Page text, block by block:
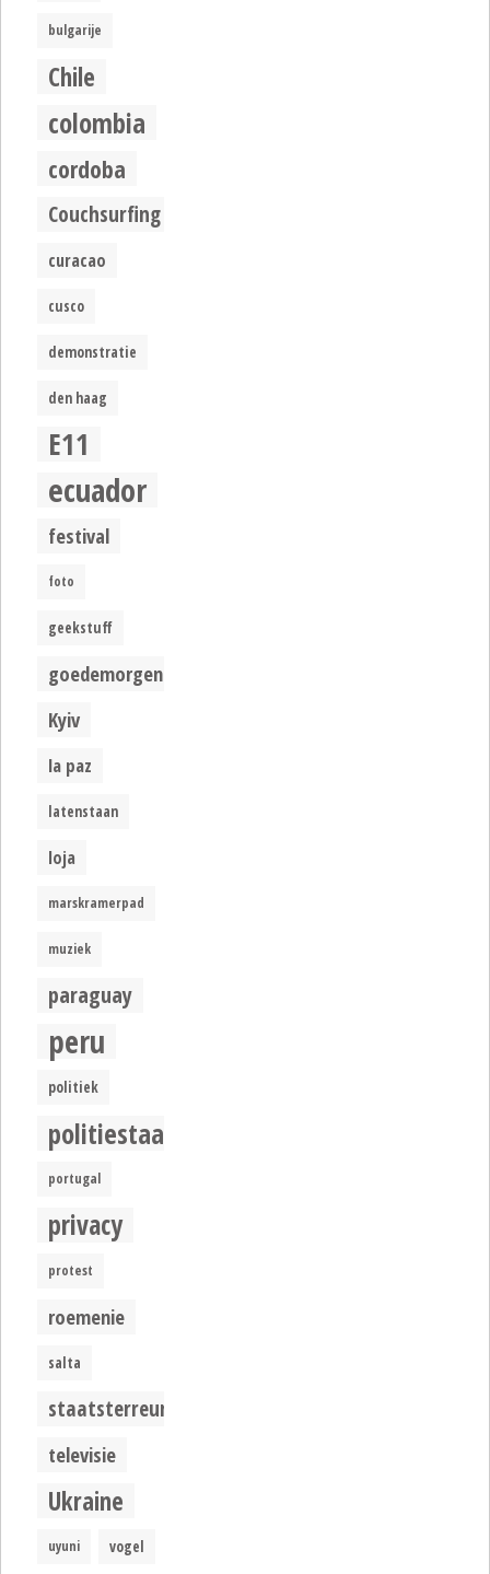
bulgarije
Chile
colombia
cordoba
Couchsurfing
curacao
cusco
demonstratie
den haag
E11
ecuador
festival
foto
geekstuff
goedemorgen
Kyiv
la paz
latenstaan
loja
marskramerpad
muziek
paraguay
peru
politiek
politiestaat
portugal
privacy
protest
roemenie
salta
staatsterreur
televisie
Ukraine
uyuni vogel